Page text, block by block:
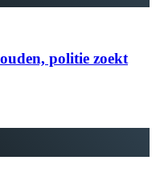
politie zoekt